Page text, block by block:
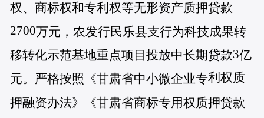
权、商标权和专利权等无形资产质押贷款
2700万元，农发行民乐县支行为科技成果转
移转化示范基地重点项目投放中长期贷款3亿
元。严格按照《甘肃省中小微企业专利权质
押融资办法》《甘肃省商标专用权质押贷款